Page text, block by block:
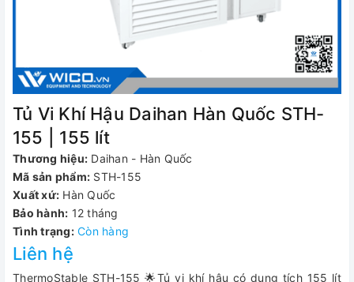
Tủ Vi Khí Hậu Daihan Hàn Quốc STH-
155 | 155 lít
Thương hiệu: Daihan - Hàn Quốc
Mã sản phẩm: STH-155
Xuất xứ: Hàn Quốc
Bảo hành: 12 tháng
Tình trạng: Còn hàng
Liên hệ
ThermoStable STH-155 🌟Tủ vi khí hậu có dung tích 155 lít